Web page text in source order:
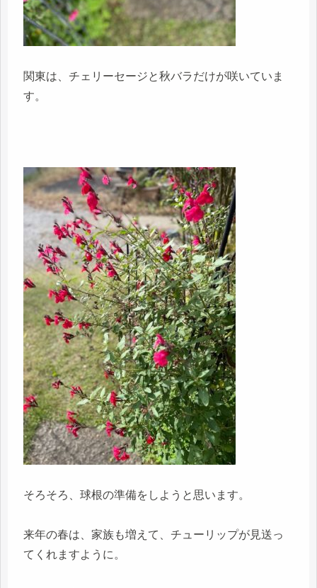
関東は、チェリーセージと秋バラだけが咲いていま
す。
そろそろ、球根の準備をしようと思います。
来年の春は、家族も増えて、チューリップが見送っ
てくれますように。